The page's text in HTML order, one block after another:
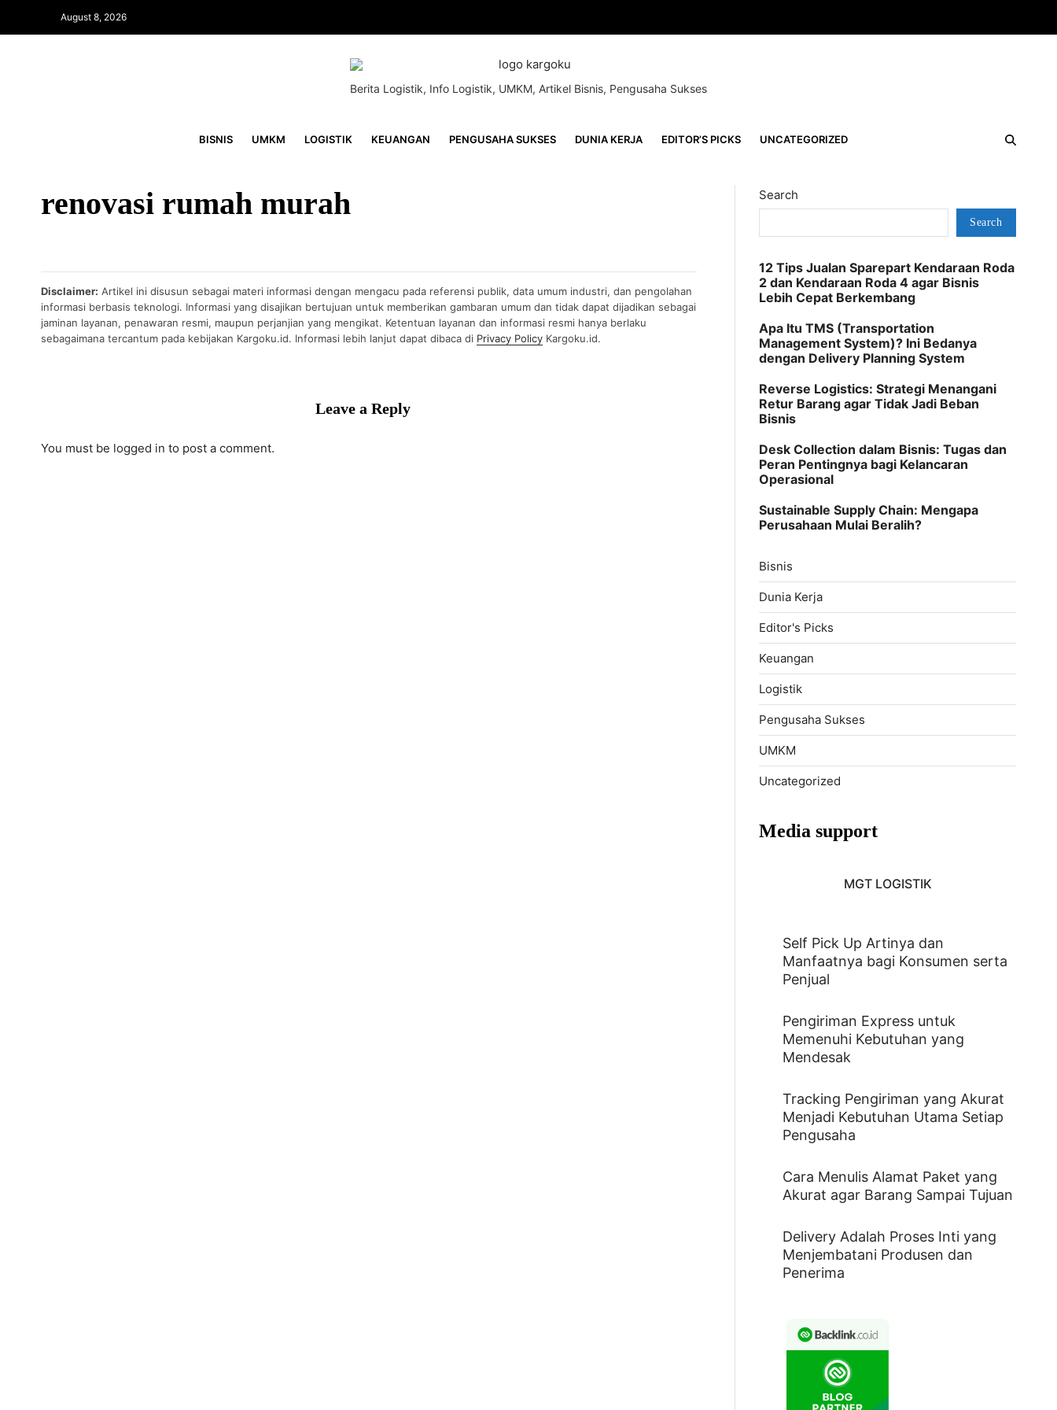
August 8, 2026
Berita Logistik, Info Logistik, UMKM, Artikel Bisnis, Pengusaha Sukses
BISNIS UMKM LOGISTIK KEUANGAN PENGUSAHA SUKSES DUNIA KERJA EDITOR’S PICKS UNCATEGORIZED
renovasi rumah murah
Disclaimer: Artikel ini disusun sebagai materi informasi dengan mengacu pada referensi publik, data umum industri, dan pengolahan
informasi berbasis teknologi. Informasi yang disajikan bertujuan untuk memberikan gambaran umum dan tidak dapat dijadikan sebagai
jaminan layanan, penawaran resmi, maupun perjanjian yang mengikat. Ketentuan layanan dan informasi resmi hanya berlaku
sebagaimana tercantum pada kebijakan Kargoku.id. Informasi lebih lanjut dapat dibaca di Privacy Policy Kargoku.id.
Leave a Reply
You must be logged in to post a comment.
Search
Search
12 Tips Jualan Sparepart Kendaraan Roda
2 dan Kendaraan Roda 4 agar Bisnis
Lebih Cepat Berkembang
Apa Itu TMS (Transportation
Management System)? Ini Bedanya
dengan Delivery Planning System
Reverse Logistics: Strategi Menangani
Retur Barang agar Tidak Jadi Beban
Bisnis
Desk Collection dalam Bisnis: Tugas dan
Peran Pentingnya bagi Kelancaran
Operasional
Sustainable Supply Chain: Mengapa
Perusahaan Mulai Beralih?
Bisnis
Dunia Kerja
Editor's Picks
Keuangan
Logistik
Pengusaha Sukses
UMKM
Uncategorized
Media support
MGT LOGISTIK
Self Pick Up Artinya dan
Manfaatnya bagi Konsumen serta
Penjual
Pengiriman Express untuk
Memenuhi Kebutuhan yang
Mendesak
Tracking Pengiriman yang Akurat
Menjadi Kebutuhan Utama Setiap
Pengusaha
Cara Menulis Alamat Paket yang
Akurat agar Barang Sampai Tujuan
Delivery Adalah Proses Inti yang
Menjembatani Produsen dan
Penerima